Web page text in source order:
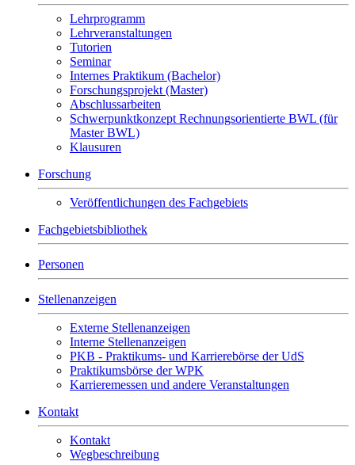
Lehrprogramm
Lehrveranstaltungen
Tutorien
Seminar
Internes Praktikum (Bachelor)
Forschungsprojekt (Master)
Abschlussarbeiten
Schwerpunktkonzept Rechnungsorientierte BWL (für
Master BWL)
Klausuren
Forschung
Veröffentlichungen des Fachgebiets
Fachgebietsbibliothek
Personen
Stellenanzeigen
Externe Stellenanzeigen
Interne Stellenanzeigen
PKB - Praktikums- und Karrierebörse der UdS
Praktikumsbörse der WPK
Karrieremessen und andere Veranstaltungen
Kontakt
Kontakt
Wegbeschreibung